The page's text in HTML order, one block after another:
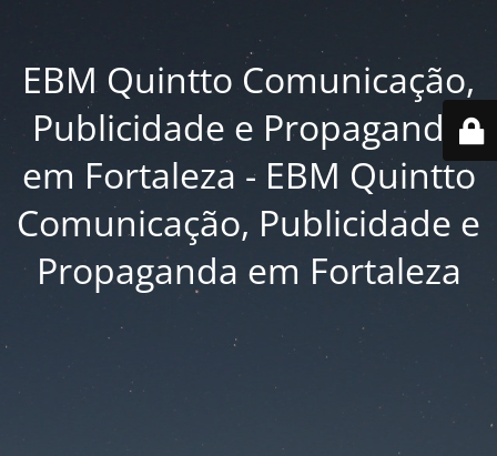
EBM Quintto Comunicação,
Publicidade e Propaganda
em Fortaleza - EBM Quintto
Comunicação, Publicidade e
Propaganda em Fortaleza